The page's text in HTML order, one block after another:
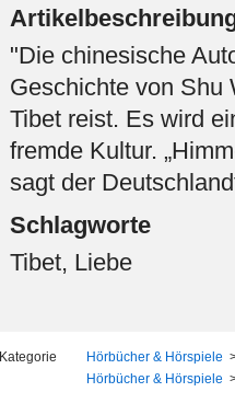
"Die chinesische
Geschichte von Shu
Tibet reist. Es wird
fremde Kultur.
sagt der
Schlagworte
Tibet, Liebe
Kategorie Hörbücher & Hörspiele
Hörbücher & Hörspiele